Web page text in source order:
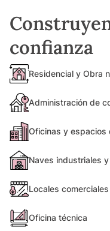
confianza
Residencial y Obra
Administración de
Oficinas y espacios
Naves industriales
Locales comerciales
Oficina técnica